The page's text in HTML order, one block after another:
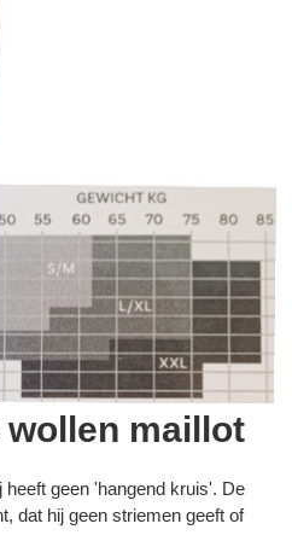
maillot
geen 'hangend kruis'. De
dat hij geen striemen geeft of